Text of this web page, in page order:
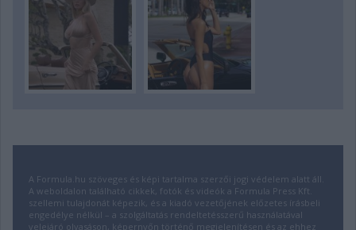
A Formula.hu szöveges és képi tartalma szerzői jogi védelem alatt áll.
A weboldalon található cikkek, fotók és videók a Formula Press Kft.
szellemi tulajdonát képezik, és a kiadó vezetőjének előzetes írásbeli
engedélye nélkül – a szolgáltatás rendeltetésszerű használatával
velejáró olvasáson, képernyőn történő megjelenítésen és az ehhez